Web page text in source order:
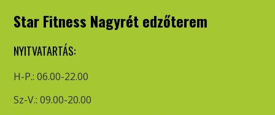
Star Fitness Nagyrét edzőterem
NYITVATARTÁS:
H-P.: 06.00-22.00
Sz-V.: 09.00-20.00